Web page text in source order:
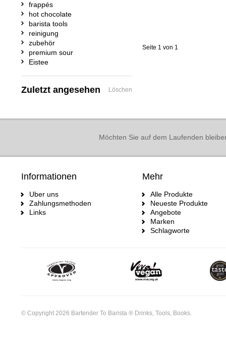
Seite 1 von 1
frappés
hot chocolate
barista tools
reinigung
zubehör
premium sour
Eistee
Zuletzt angesehen Löschen
Möchten Sie auf dem Laufenden
Informationen
Uber uns
Zahlungsmethoden
Links
Mehr
Alle Produkte
Neueste Produkte
Angebote
Marken
Schlagworte
© Copyright 2026 Bartender To Barista ® Drinks, Tools, Books.